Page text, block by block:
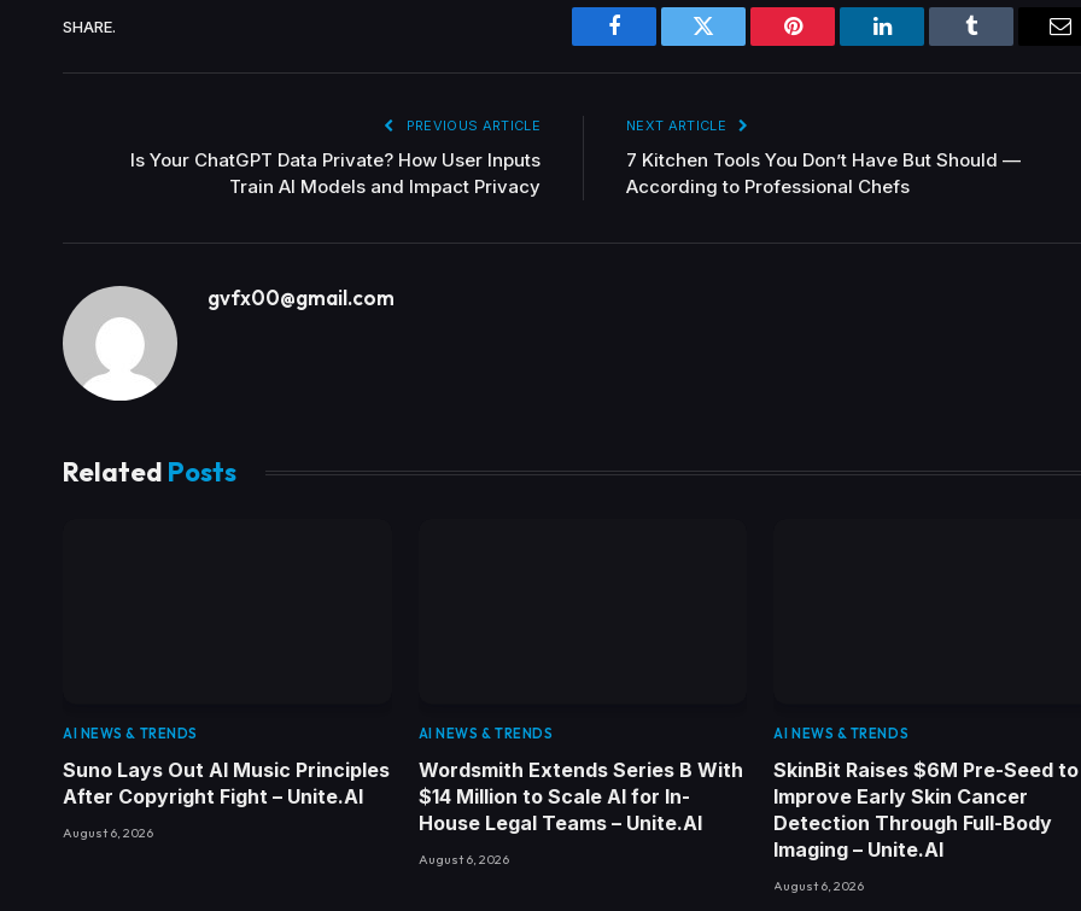
SHARE.
Facebook Twitter Pinterest LinkedIn Tumblr
PREVIOUS ARTICLE
Is Your ChatGPT Data Private? How User Inputs
Train AI Models and Impact Privacy
NEXT ARTICLE
7 Kitchen Tools You Don’t Have But Should —
According to Professional Chefs
gvfx00@gmail.com
Related Posts
AI NEWS & TRENDS
Suno Lays Out AI Music Principles
After Copyright Fight – Unite.AI
August 6, 2026
AI NEWS & TRENDS
Wordsmith Extends Series B With
$14 Million to Scale AI for In-
House Legal Teams – Unite.AI
August 6, 2026
AI NEWS & TRENDS
SkinBit Raises $6M Pre-Seed to
Improve Early Skin Cancer
Detection Through Full-Body
Imaging – Unite.AI
August 6, 2026